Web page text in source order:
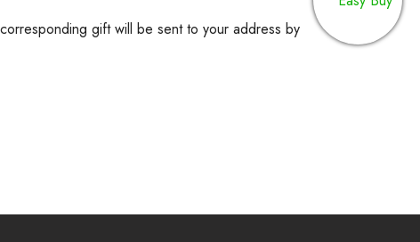
gift will be sent to your address by